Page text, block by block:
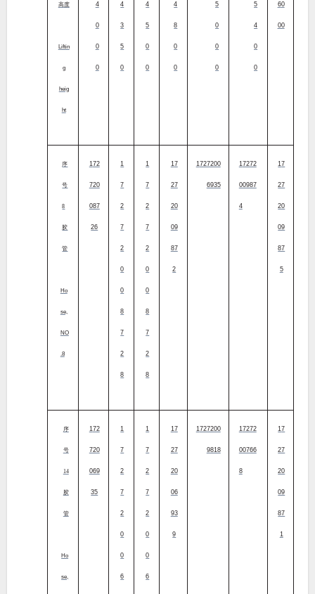
高度
Liftin
g
heig
ht
4
0
0
0
4
3
5
0
4
5
0
0
4
8
0
0
5
0
0
0
5
4
0
0
60
00
序
号
8
胶
管
Ho
se,
NO
.8
172
720
087
26
1
7
2
7
2
0
0
8
7
2
8
1
7
2
7
2
0
0
8
7
2
8
17
27
20
09
87
2
1727200
6935
17272
00987
4
17
27
20
09
87
5
序
号
14
胶
管
Ho
se,
172
720
069
35
1
7
2
7
2
0
0
6
1
7
2
7
2
0
0
6
17
27
20
06
93
9
1727200
9818
17272
00766
8
17
27
20
09
87
1